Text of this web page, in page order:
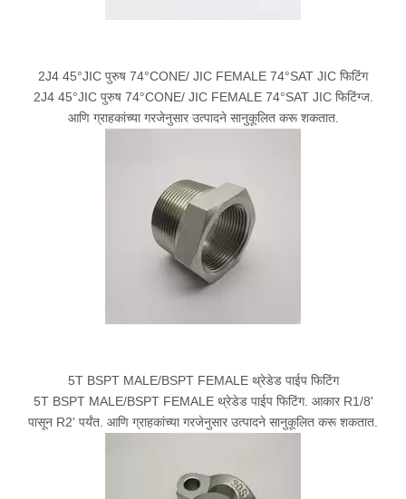
2J4 45°JIC पुरुष 74°CONE/ JIC FEMALE 74°SAT JIC फिटिंग
2J4 45°JIC पुरुष 74°CONE/ JIC FEMALE 74°SAT JIC फिटिंग्ज.
आणि ग्राहकांच्या गरजेनुसार उत्पादने सानुकूलित करू शकतात.
5T BSPT MALE/BSPT FEMALE थ्रेडेड पाईप फिटिंग
5T BSPT MALE/BSPT FEMALE थ्रेडेड पाईप फिटिंग. आकार R1/8'
पासून R2' पर्यंत. आणि ग्राहकांच्या गरजेनुसार उत्पादने सानुकूलित करू शकतात.